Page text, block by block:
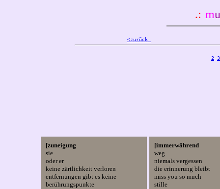
.: m
<zurück
2 3
[zuneigung
sie
oder er
keine zärtlichkeit verloren
entfernungen gibt es keine
berührungspunkte
[immerwährend
weg
niemals vergessen
die erinnerung bleibt
miss you so much
stille